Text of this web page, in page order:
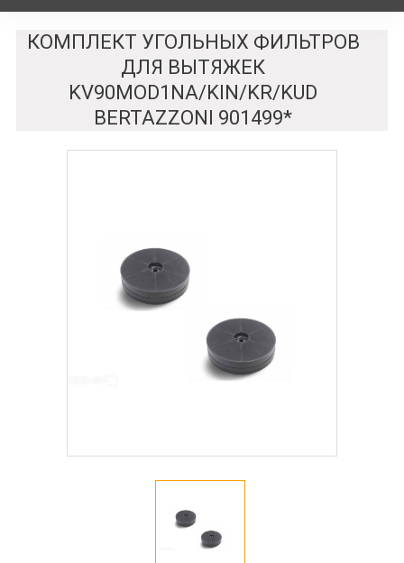
КОМПЛЕКТ УГОЛЬНЫХ ФИЛЬТРОВ
ДЛЯ ВЫТЯЖЕК
KV90MOD1NA/KIN/KR/KUD
BERTAZZONI 901499*